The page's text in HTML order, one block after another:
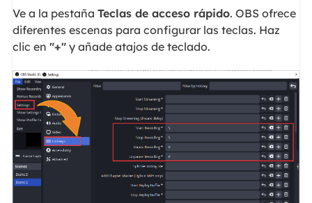
Ve a la pestaña Teclas de acceso rápido. OBS ofrece
diferentes escenas para configurar las teclas. Haz
clic en "+"y añade atajos de teclado.